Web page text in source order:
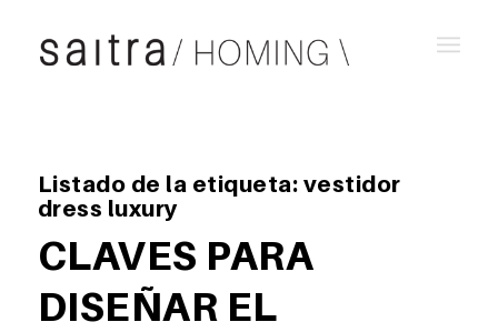
Listado de la etiqueta: vestidor
dress luxury
CLAVES PARA
DISEÑAR EL